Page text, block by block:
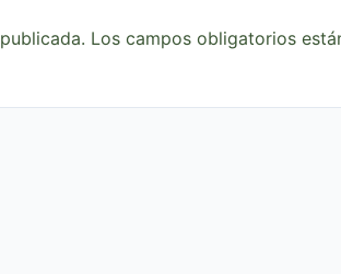
Los campos obligatorios